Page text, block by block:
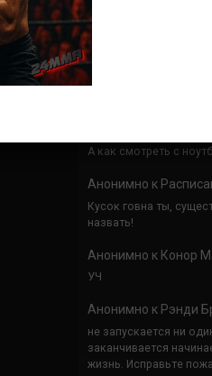
Анонимно
Спасибо что
UFC
А как смотреть с
Анонимно к
Кусок говна ты,
назвать!
Анонимно к Конор
УЧ
Анонимно к Рэнди
не запускается ни
заканчивается
жизнь. Исправьте